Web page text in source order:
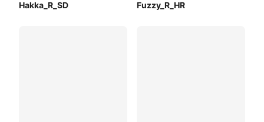
Hakka_R_SD Fuzzy_R_HR